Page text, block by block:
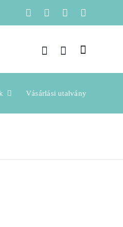
Vásárlási utalvány